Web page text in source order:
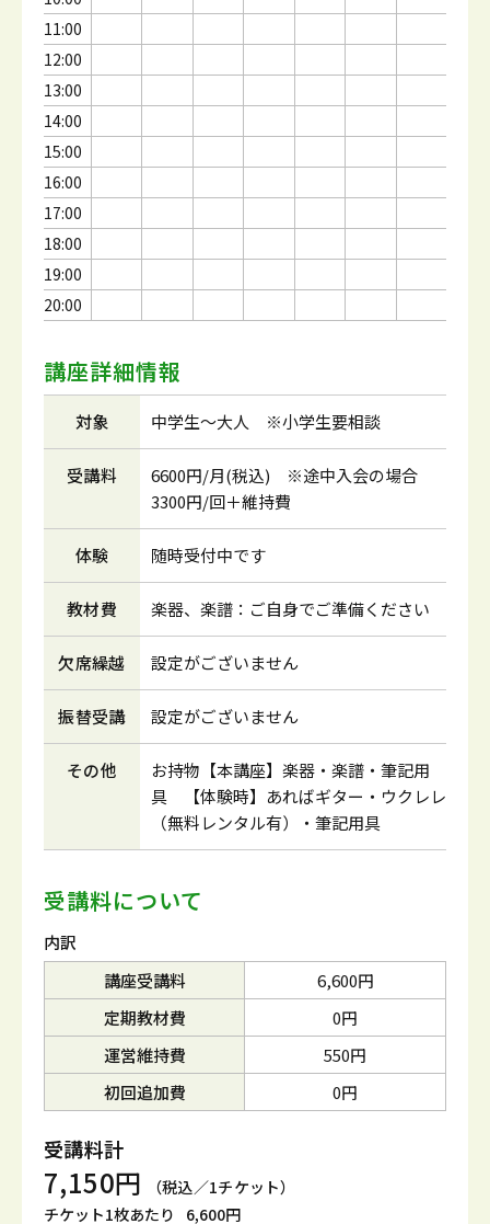
11:00
12:00
13:00
14:00
15:00
16:00
17:00
18:00
19:00
20:00
講座詳細情報
対象 中学生～大人 ※小学生要相談
受講料
6600円/月(税込) ※途中入会の場合
3300円/回＋維持費
体験 随時受付中です
教材費 楽器、楽譜：ご自身でご準備ください
欠席繰越 設定がございません
振替受講 設定がございません
その他
お持物【本講座】楽器・楽譜・筆記用
具 【体験時】あればギター・ウクレレ
（無料レンタル有）・筆記用具
受講料について
内訳
講座受講料
6,600円
定期教材費
0円
運営維持費
550円
初回追加費
0円
受講料計
7,150円
（税込／1チケット）
チケット1枚あたり
6,600円